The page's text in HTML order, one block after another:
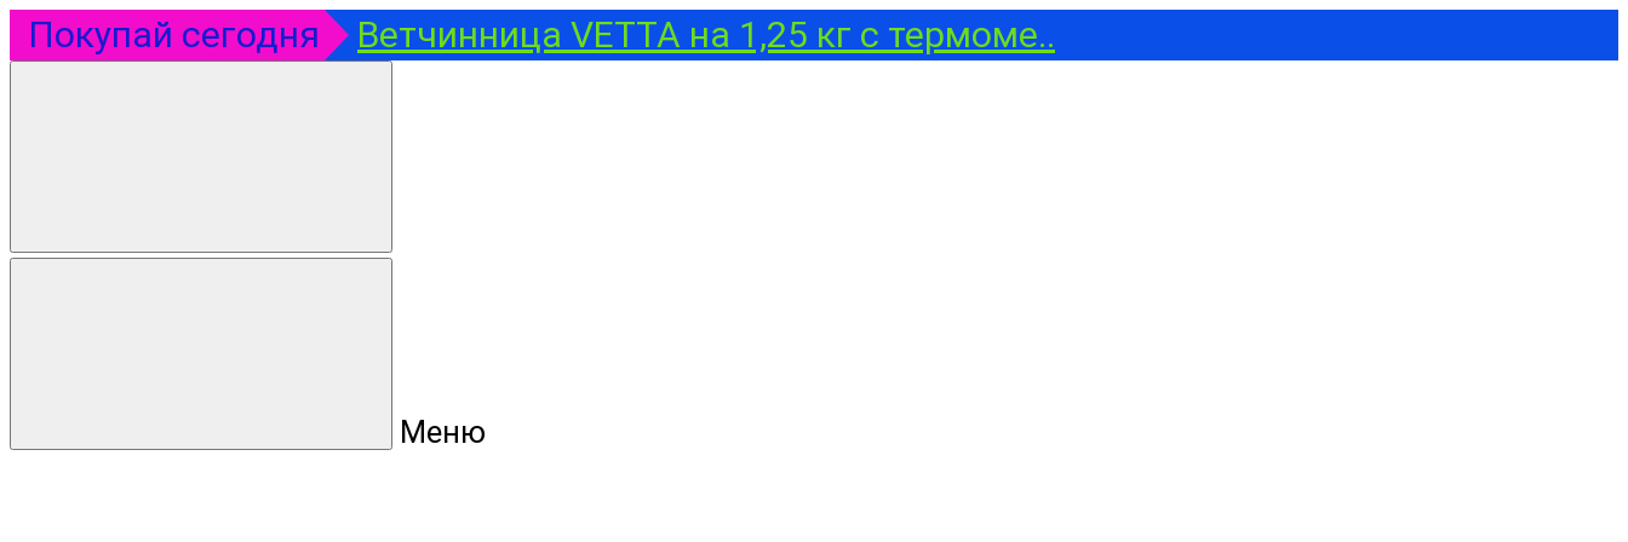
Покупай сегодня Ветчинница VETTA на 1,25 кг с термоме..
Меню